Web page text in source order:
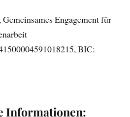
Engagement für
BIC:
Informationen: